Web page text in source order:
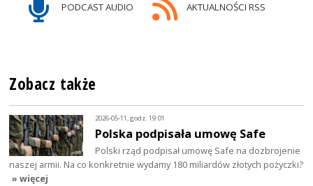
PODCAST AUDIO AKTUALNOŚCI RSS
Zobacz także
2026-05-11, godz. 19:01
Polska podpisała umowę Safe
Polski rząd podpisał umowę Safe na dozbrojenie
naszej armii. Na co konkretnie wydamy 180 miliardów złotych pożyczki?
» więcej